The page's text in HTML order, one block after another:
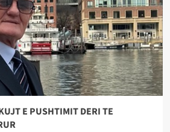
E PUSHTIMIT DERI TE